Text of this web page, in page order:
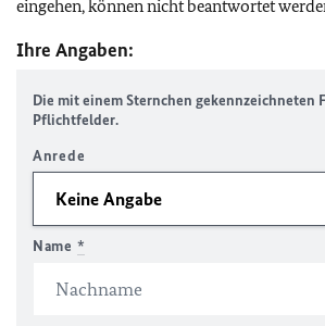
eingehen, können nicht beantwortet
Ihre Angaben:
Die mit einem Sternchen gekennzeichneten
Pflichtfelder.
Anrede
Name *